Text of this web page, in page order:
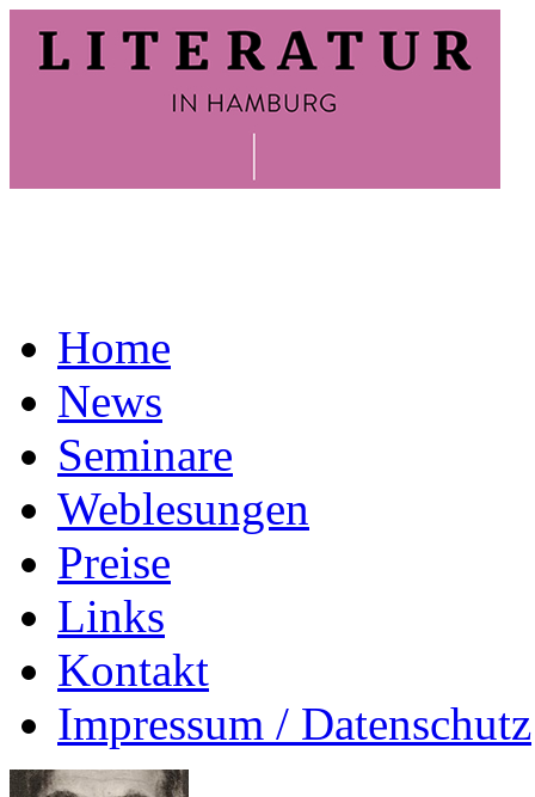
Home
News
Seminare
Weblesungen
Preise
Links
Kontakt
Impressum / Datenschutz